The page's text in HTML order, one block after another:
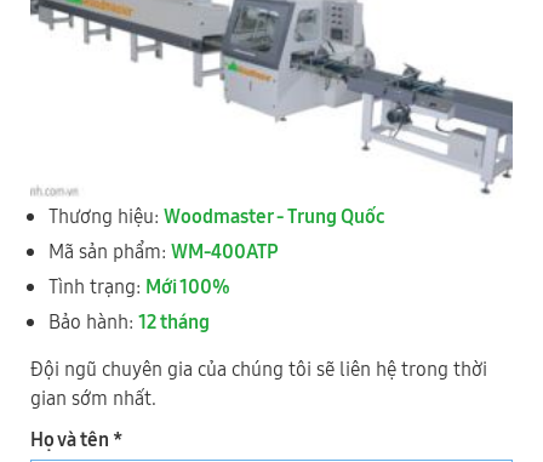
Thương hiệu: Woodmaster - Trung Quốc
Mã sản phẩm: WM-400ATP
Tình trạng: Mới 100%
Bảo hành: 12 tháng
Đội ngũ chuyên gia của chúng tôi sẽ liên hệ trong thời
gian sớm nhất.
Họ và tên *
TP HÀ NỘI
(KCN Nguyên Khê) Tổ 28, xã Phúc Thịnh, Thành phố Hà Nội
0977 244 343- Mr Cường
0989 730 343